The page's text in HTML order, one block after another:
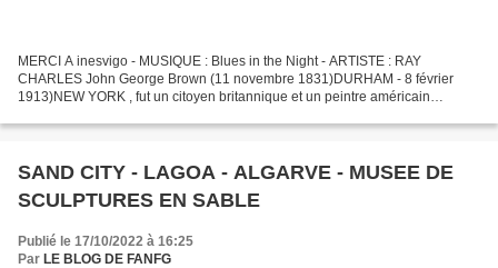
MERCI A inesvigo - MUSIQUE : Blues in the Night - ARTISTE : RAY
CHARLES John George Brown (11 novembre 1831)DURHAM - 8 février
1913)NEW YORK , fut un citoyen britannique et un peintre américain
SAND CITY - LAGOA - ALGARVE - MUSEE DE
SCULPTURES EN SABLE
Publié le 17/10/2022 à 16:25
Par LE BLOG DE FANFG